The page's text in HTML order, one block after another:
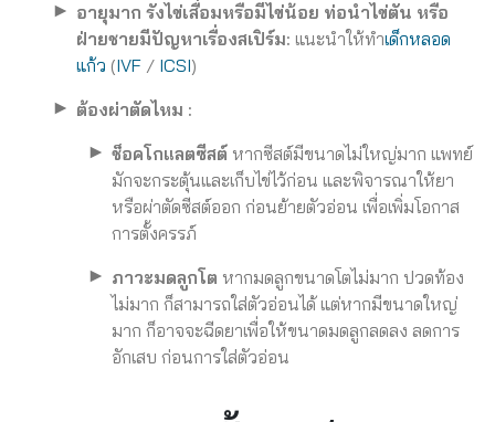
อายุมาก รังไข่เสื่อมหรือมีไข่น้อย ท่อนำไข่ตัน หรือ
ฝ่ายชายมีปัญหาเรื่องสเปิร์ม: แนะนำให้ทำเด็กหลอด
แก้ว (IVF / ICSI)
ต้องผ่าตัดไหม :
ช็อคโกแลตซีสต์ หากซีสต์มีขนาดไม่ใหญ่มาก แพทย์
มักจะกระตุ้นและเก็บไข่ไว้ก่อน และพิจารณาให้ยา
หรือผ่าตัดซีสต์ออก ก่อนย้ายตัวอ่อน เพื่อเพิ่มโอกาส
การตั้งครรภ์
ภาวะมดลูกโต หากมดลูกขนาดโตไม่มาก ปวดท้อง
ไม่มาก ก็สามารถใส่ตัวอ่อนได้ แต่หากมีขนาดใหญ่
มาก ก็อาจจะฉีดยาเพื่อให้ขนาดมดลูกลดลง ลดการ
อักเสบ ก่อนการใส่ตัวอ่อน